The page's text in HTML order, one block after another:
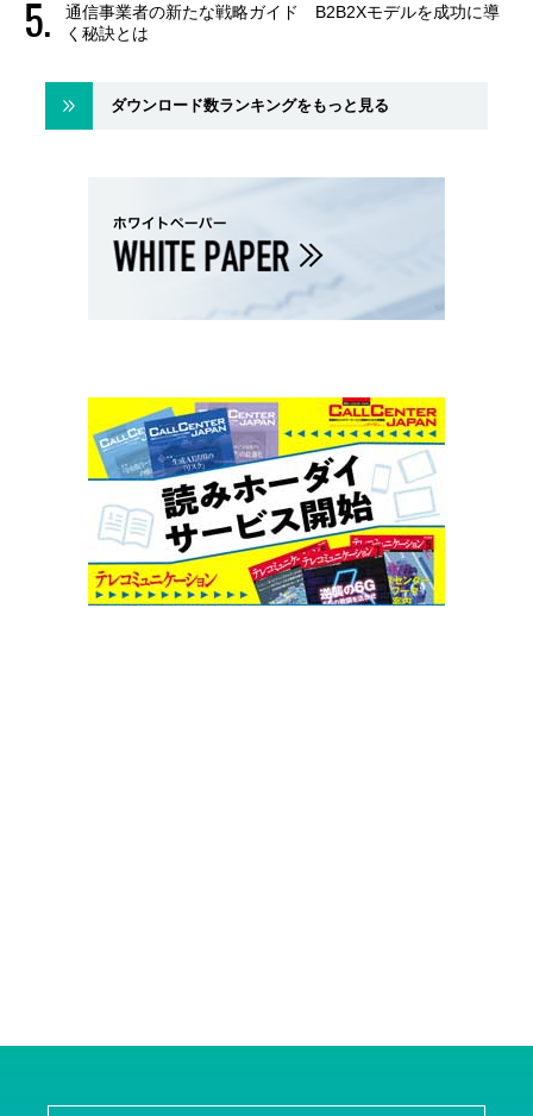
通信事業者の新たな戦略ガイド B2B2Xモデルを成功に導
く秘訣とは
ダウンロード数ランキングをもっと見る